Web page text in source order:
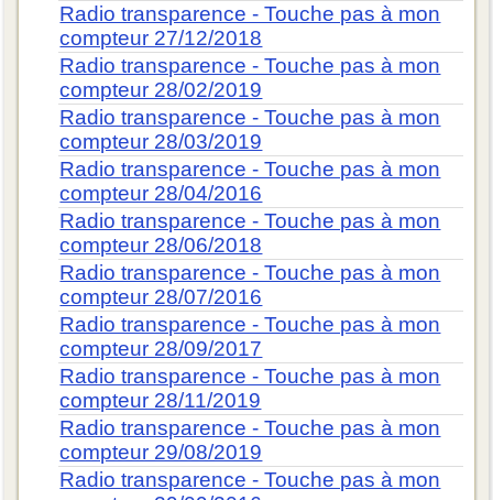
Radio transparence - Touche pas à mon
compteur 27/12/2018
Radio transparence - Touche pas à mon
compteur 28/02/2019
Radio transparence - Touche pas à mon
compteur 28/03/2019
Radio transparence - Touche pas à mon
compteur 28/04/2016
Radio transparence - Touche pas à mon
compteur 28/06/2018
Radio transparence - Touche pas à mon
compteur 28/07/2016
Radio transparence - Touche pas à mon
compteur 28/09/2017
Radio transparence - Touche pas à mon
compteur 28/11/2019
Radio transparence - Touche pas à mon
compteur 29/08/2019
Radio transparence - Touche pas à mon